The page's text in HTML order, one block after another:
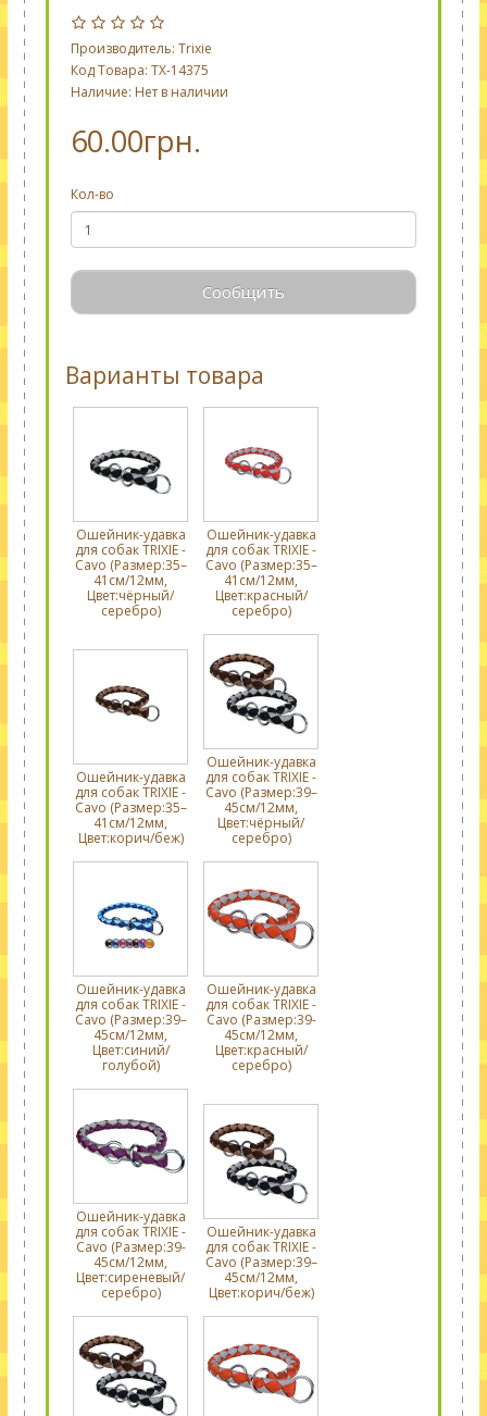
Производитель: Trixie
Код Товара: TX-14375
Наличие: Нет в наличии
60.00грн.
Кол-во
Сообщить
Варианты товара
Ошейник-удавка
для собак TRIXIE -
Cavo (Размер:35–
41см/12мм,
Цвет:чёрный/
серебро)
Ошейник-удавка
для собак TRIXIE -
Cavo (Размер:35–
41см/12мм,
Цвет:красный/
серебро)
Ошейник-удавка
для собак TRIXIE -
Cavo (Размер:35–
41см/12мм,
Цвет:корич/беж)
Ошейник-удавка
для собак TRIXIE -
Cavo (Размер:39–
45см/12мм,
Цвет:чёрный/
серебро)
Ошейник-удавка
для собак TRIXIE -
Cavo (Размер:39–
45см/12мм,
Цвет:синий/
голубой)
Ошейник-удавка
для собак TRIXIE -
Cavo (Размер:39-
45см/12мм,
Цвет:красный/
серебро)
Ошейник-удавка
для собак TRIXIE -
Cavo (Размер:39-
45см/12мм,
Цвет:сиреневый/
серебро)
Ошейник-удавка
для собак TRIXIE -
Cavo (Размер:39–
45см/12мм,
Цвет:корич/беж)